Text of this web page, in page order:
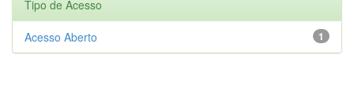
Tipo de Acesso
1
Acesso Aberto